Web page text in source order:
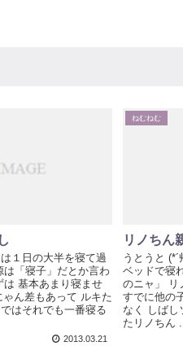
１日の大半を寝て過
は「寝子」だとか言わ
基本あまり寝ませ
ん差もあって ルキた
はそれでも一番寝る
2013.03.21
ねむねむ
リノちん
うとうと
ベッドで寝
のニャ」 リ
すでに他の
なく しばし
たリノちん ...